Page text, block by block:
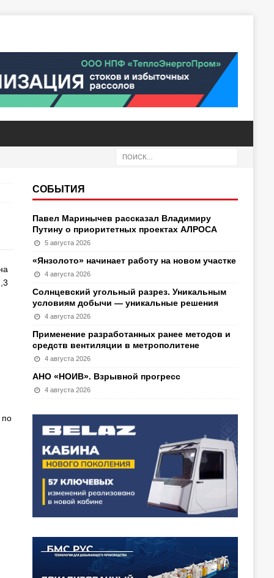
по
СОБЫТИЯ
Павел Маринычев рассказал Владимиру
Путину о приоритетных проектах АЛРОСА
5 августа 2026
«Янзолото» начинает работу на новом участке
4 августа 2026
Солнцевский угольный разрез. Уникальным
условиям добычи — уникальные решения
4 августа 2026
Применение разработанных ранее методов и
средств вентиляции в метрополитене
4 августа 2026
АНО «НОИВ». Взрывной прогресс
4 августа 2026